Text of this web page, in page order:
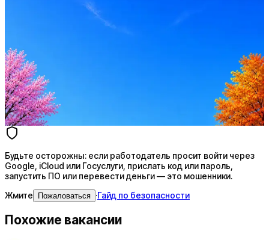
Стратегия поиска с AI: рынки, позиции, вилка, каналы
Будьте осторожны: если работодатель просит войти через
Google, iCloud или Госуслуги, прислать код или пароль,
запустить ПО или перевести деньги — это мошенники.
Жмите
Пожаловаться ·Гайд по безопасности
Похожие вакансии